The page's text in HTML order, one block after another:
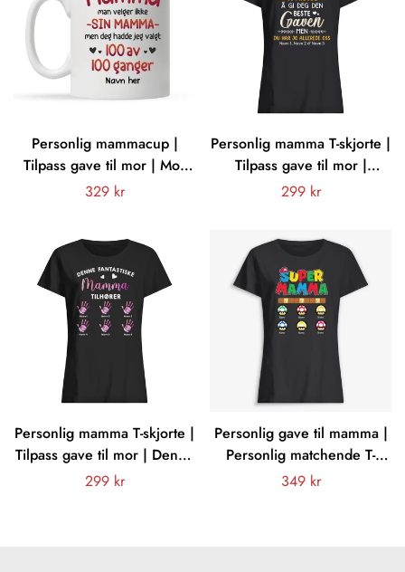
Personlig mammacup |
Tilpass gave til mor | Mor
du velger ikke din mor
Vanligt
329 kr
Personlig mamma T-skjorte |
Tilpass gave til mor |
Mamma Vi prøvde å gi deg
Vanligt
299 kr
Personlig mamma T-skjorte |
Tilpass gave til mor | Denne
fantastiske mammaen
Vanligt
299 kr
Personlig gave til mamma |
Personlig matchende T-
skjorte for Supermamma |
Vanligt
349 kr